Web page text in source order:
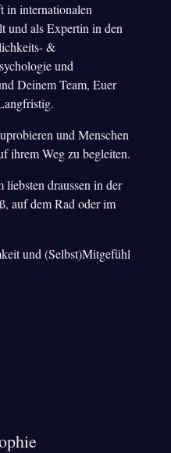
in internationalen
und als Expertin in den
&
und
Deinem Team, Euer
und Menschen
ihrem Weg zu begleiten.
draussen in der
auf dem Rad oder im
und (Selbst)Mitgefühl